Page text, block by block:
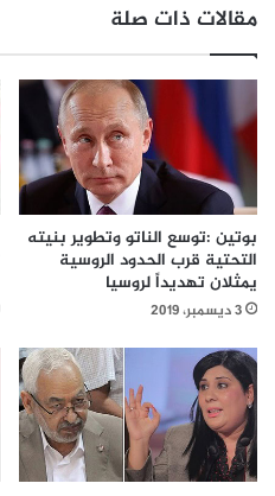
مقالات ذات صلة
بوتين :توسع الناتو وتطوير بنيته
التحتية قرب الحدود الروسية
يمثلان تهديداً لروسيا
3 ديسمبر، 2019